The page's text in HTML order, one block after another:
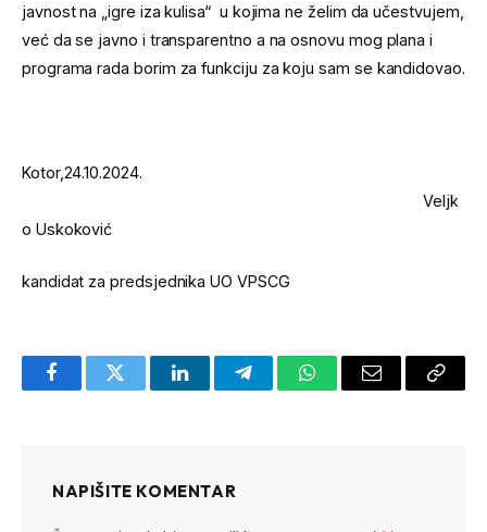
javnost na „igre iza kulisa“ u kojima ne želim da učestvujem,
već da se javno i transparentno a na osnovu mog plana i
programa rada borim za funkciju za koju sam se kandidovao.
Kotor,24.10.2024.
Veljk
o Uskoković
kandidat za predsjednika UO VPSCG
FacebookTwitter LinkedInTelegramWhatsAppEmail
Copy
NAPIŠITE KOMENTAR